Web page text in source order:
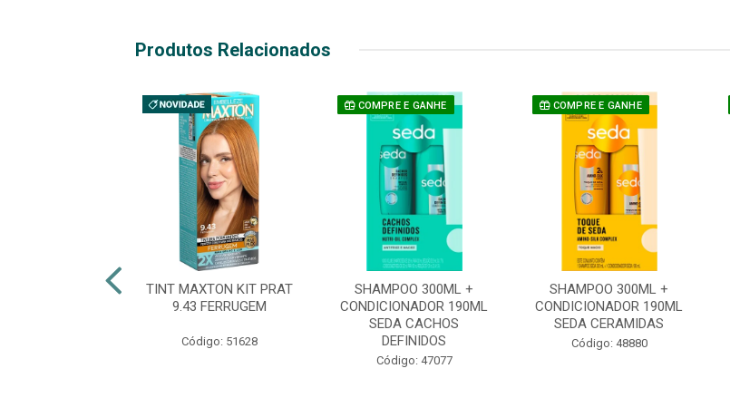
Produtos Relacionados
TINT MAXTON KIT PRAT
9.43 FERRUGEM
Código: 51628
COMPRE E GANHE
SHAMPOO 300ML +
CONDICIONADOR 190ML
SEDA CACHOS
DEFINIDOS
Código: 47077
COMPRE E GANHE
SHAMPOO 300ML +
CONDICIONADOR 190ML
SEDA CERAMIDAS
Código: 48880